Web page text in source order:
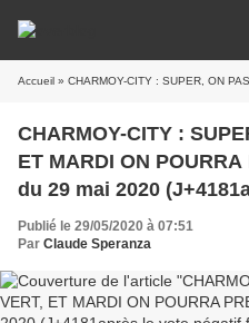
Accueil » CHARMOY-CITY : SUPER, ON PASSE AU VERT, ET MARDI ON
CHARMOY-CITY :
ET MARDI ON
du 29 mai 2020
fondateur)
Publié le 29/05/2020 à 07:51
Par Claude Speranza